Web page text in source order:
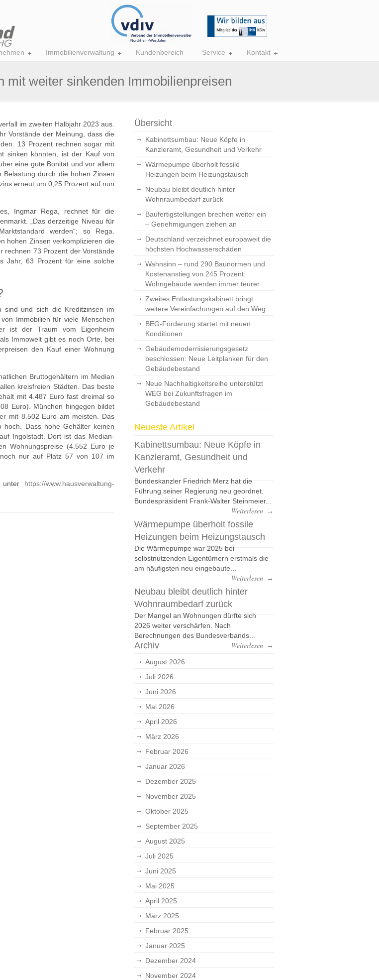
Immobilienverwaltung Kundenbereich Service Kontakt
mit weiter sinkenden Immobilienpreisen
im zweiten Halbjahr 2023 aus.
Vorstände der Meinung, dass die
13 Prozent rechnen sogar mit
sinken könnten, ist der Kauf von
eine gute Bonität und vor allem
Belastung durch die hohen Zinsen
erneut um 0,25 Prozent auf nun
Ingmar Rega, rechnet für die
„Das derzeitige Niveau für
werden“; so Rega.
hohen Zinsen verkomplizieren die
rechnen 73 Prozent der Vorstände
Jahr, 63 Prozent für eine solche
sind und sich die Kreditzinsen im
Immobilien für viele Menschen
ist der Traum vom Eigenheim
Immowelt gibt es noch Orte, bei
den Kauf einer Wohnung
Bruttogehältern im Median
kreisfreien Städten. Das beste
mit 4.487 Euro fast dreimal so
Euro). München hingegen bildet
mit 8.502 Euro am meisten. Das
Dass hohe Gehälter keinen
Ingolstadt. Dort ist das Median-
Wohnungspreise (4.552 Euro je
nur auf Platz 57 von 107 im
unter https://www.hausverwaltung-
Übersicht
Kabinettsumbau: Neue Köpfe in
Kanzleramt, Gesundheit und Verkehr
Wärmepumpe überholt fossile
Heizungen beim Heizungstausch
Neubau bleibt deutlich hinter
Wohnraumbedarf zurück
Baufertigstellungen brechen weiter ein
– Genehmigungen ziehen an
Deutschland verzeichnet europaweit die
höchsten Hochwasserschäden
Wahnsinn – rund 290 Baunormen und
Kostenanstieg von 245 Prozent:
Wohngebäude werden immer teurer
Zweites Entlastungskabinett bringt
weitere Vereinfachungen auf den Weg
BEG-Förderung startet mit neuen
Konditionen
Gebäudemodernisierungsgesetz
beschlossen: Neue Leitplanken für den
Gebäudebestand
Neue Nachhaltigkeitsreihe unterstützt
WEG bei Zukunftsfragen im
Gebäudebestand
Neueste Artikel
Kabinettsumbau: Neue Köpfe in
Kanzleramt, Gesundheit und
Verkehr
Bundeskanzler Friedrich Merz hat die
Führung seiner Regierung neu geordnet.
Bundespräsident Frank-Walter Steinmeier...
Weiterlesen →
Wärmepumpe überholt fossile
Heizungen beim Heizungstausch
Die Wärmepumpe war 2025 bei
selbstnutzenden Eigentümern erstmals die
am häufigsten neu eingebaute...
Weiterlesen →
Neubau bleibt deutlich hinter
Wohnraumbedarf zurück
Der Mangel an Wohnungen dürfte sich
2026 weiter verschärfen. Nach
Berechnungen des Bundesverbands...
Weiterlesen →
Archiv
August 2026
Juli 2026
Juni 2026
Mai 2026
April 2026
März 2026
Februar 2026
Januar 2026
Dezember 2025
November 2025
Oktober 2025
September 2025
August 2025
Juli 2025
Juni 2025
Mai 2025
April 2025
März 2025
Februar 2025
Januar 2025
Dezember 2024
November 2024